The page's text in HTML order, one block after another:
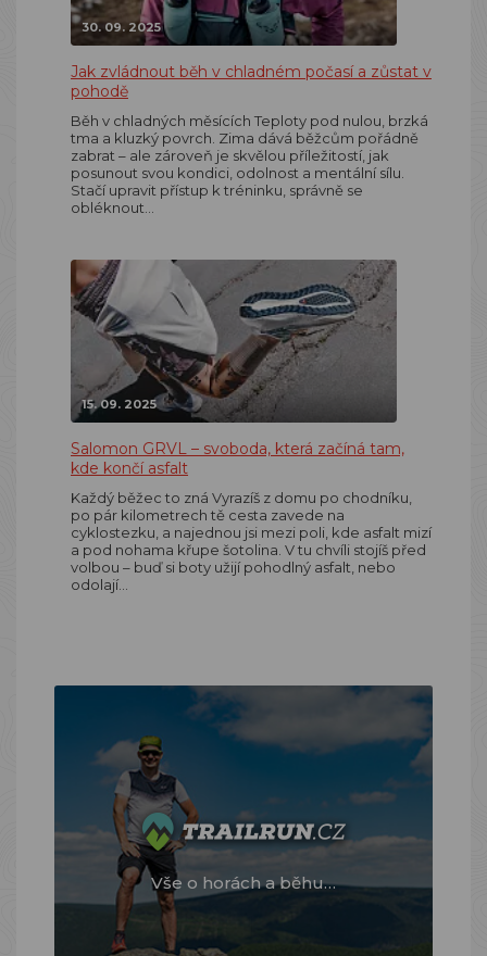
30. 09. 2025
Jak zvládnout běh v chladném počasí a zůstat v
pohodě
Běh v chladných měsících Teploty pod nulou, brzká
tma a kluzký povrch. Zima dává běžcům pořádně
zabrat – ale zároveň je skvělou příležitostí, jak
posunout svou kondici, odolnost a mentální sílu.
Stačí upravit přístup k tréninku, správně se
obléknout…
15. 09. 2025
Salomon GRVL – svoboda, která začíná tam,
kde končí asfalt
Každý běžec to zná Vyrazíš z domu po chodníku,
po pár kilometrech tě cesta zavede na
cyklostezku, a najednou jsi mezi poli, kde asfalt mizí
a pod nohama křupe šotolina. V tu chvíli stojíš před
volbou – buď si boty užijí pohodlný asfalt, nebo
odolají…
Vše o horách a běhu…